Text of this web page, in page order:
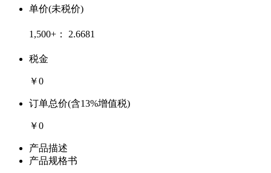
单价(未税价)
1,500+： 2.6681
税金
￥0
订单总价(含13%增值税)
￥0
产品描述
产品规格书